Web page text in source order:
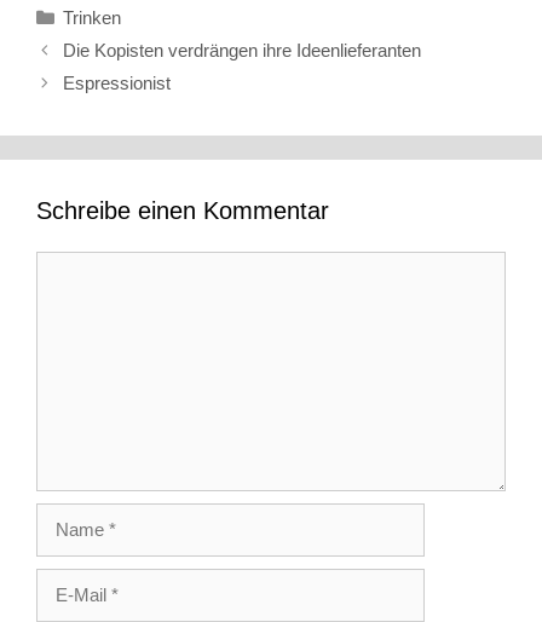
Kategorien
Trinken
Die Kopisten verdrängen ihre Ideenlieferanten
Espressionist
Schreibe einen Kommentar
Mail